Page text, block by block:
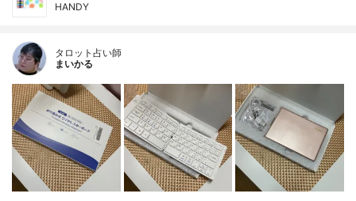
HANDY
タロット占い師
まいかる